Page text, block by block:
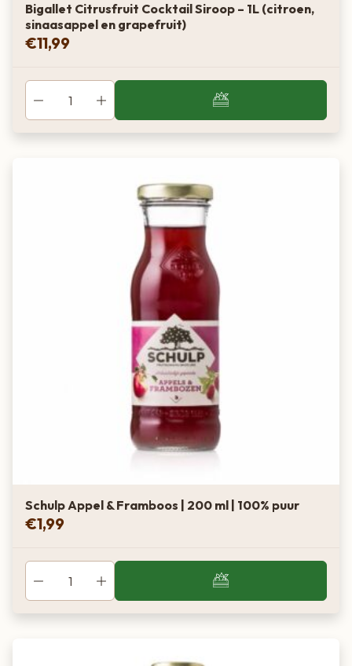
Bigallet Citrusfruit Cocktail Siroop – 1L (citroen,
sinaasappel en grapefruit)
€11,99
Schulp Appel & Framboos | 200 ml | 100% puur
€1,99